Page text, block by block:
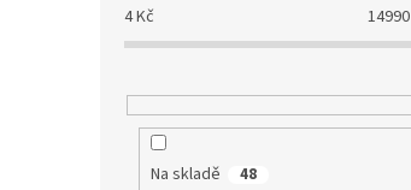
4Kč 14990
Na skladě 48